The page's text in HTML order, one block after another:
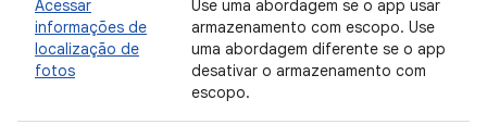
Acessar
informações de
localização de
fotos
Use uma abordagem se o app usar
armazenamento com escopo. Use
uma abordagem diferente se o app
desativar o armazenamento com
escopo.